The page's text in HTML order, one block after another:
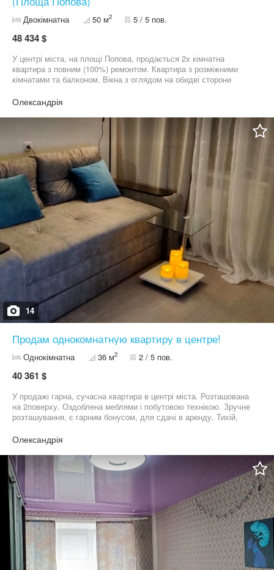
Двокімнатна 50 м2 5 / 5 пов.
48 434 $
У центрі міста, на площі Попова, продається 2х кімнатна
квартира з повним (100%) ремонтом. Квартира з розміжними
кімнатами та балконом. Вікна з оглядом на обидві сторони
Комфортне місцезнаходження квартири з побутовим сервісом
поряд: 20 школа, аптеки, магазини та інше. Відпбовім на
додаткові питання по телефону.
Олександрія
14
Продам однокомнатную квартиру в центре!
Однокімнатна 36 м2 2 / 5 пов.
40 361 $
У продажі гарна, сучасна квартира в центрі міста. Розташована
на 2поверху. Оздоблена меблями і побутовою технікою. Зручне
розташування, є гарним бонусом, для сдачі в аренду. Тихій,
додатковою інформацією. +38***********78
Олександрія